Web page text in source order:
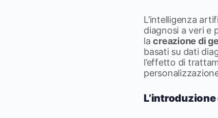
L’intelligenza
diagnosi a veri e
lacreazione di
basati su dati
l’effetto di